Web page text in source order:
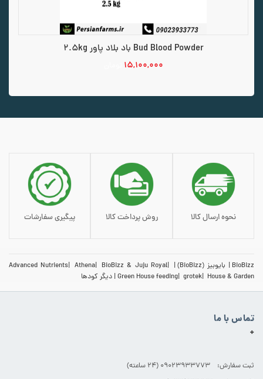
Bud Blood Powder باد بلاد پاور 2.5kg
۱۵,۱۰۰,۰۰۰
افزودن به سبد خرید
نحوه ارسال کالا روش پرداخت کالا پیگیری سفارشات
BioBizz بایوبیز (BioBizz) Advanced Nutrients Athena
BioBizz & Juju Royal
Green House feeding grotek House & Garden دیگر کودها
تماس با ما
+
ثبت سفارش: 09023933773 (۲۴ ساعته)